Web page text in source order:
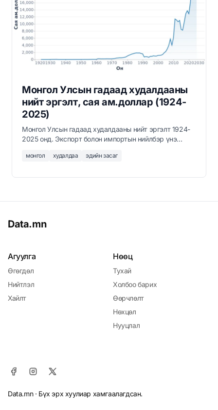
Монгол Улсын гадаад худалдааны
нийт эргэлт, сая ам.доллар (1924-
2025)
Монгол Улсын гадаад худалдааны нийт эргэлт 1924-
2025 онд. Экспорт болон импортын нийлбэр үнэ
монгол худалдаа эдийн засаг
Data.mn
Агуулга
Өгөгдөл
Нийтлэл
Хайлт
Нөөц
Тухай
Холбоо барих
Өөрчлөлт
Нөхцөл
Нууцлал
Data.mn · Бүх эрх хуулиар хамгаалагдсан.